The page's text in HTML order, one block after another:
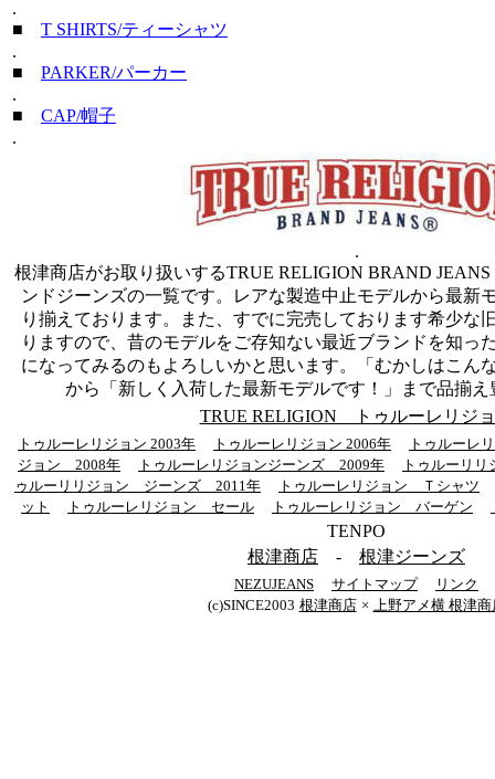
.
■ T SHIRTS/ティーシャツ
.
■ PARKER/パーカー
.
■ CAP/帽子
.
.
根津商店がお取り扱いするTRUE RELIGION BRAND
ンドジーンズの一覧です。レアな製造中止モデルから最新
り揃えております。また、すでに完売しております希少な
りますので、昔のモデルをご存知ない最近ブランドを知っ
になってみるのもよろしいかと思います。「むかしはこん
から「新しく入荷した最新モデルです！」まで品揃
TRUE RELIGION トゥルーレリジ
トゥルーレリジョン 2003年 トゥルーレリジョン 2006年
トゥルーレ
ジョン 2008年
トゥルーレリジョンジーンズ 2009年
トゥルーリ
ゥルーリリジョン ジーンズ 2011年
トゥルーレリジョン Ｔシャツ
ット
トゥルーレリジョン セール トゥルーレリジョン バーゲン
TENPO
根津商店 - 根津ジーンズ
NEZUJEANS サイトマップ
リンク
(c)SINCE2003 根津商店 × 上野アメ横 根津商